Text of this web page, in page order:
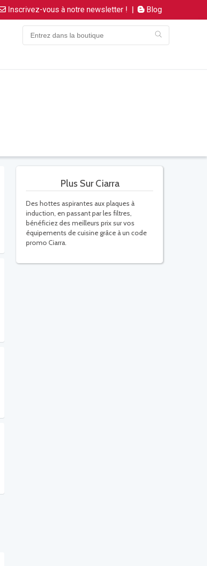
Inscrivez-vous à notre newsletter ! | Blog
Plus Sur Ciarra
Des hottes aspirantes aux plaques à
induction, en passant par les filtres,
bénéficiez des meilleurs prix sur vos
équipements de cuisine grâce à un code
promo Ciarra.